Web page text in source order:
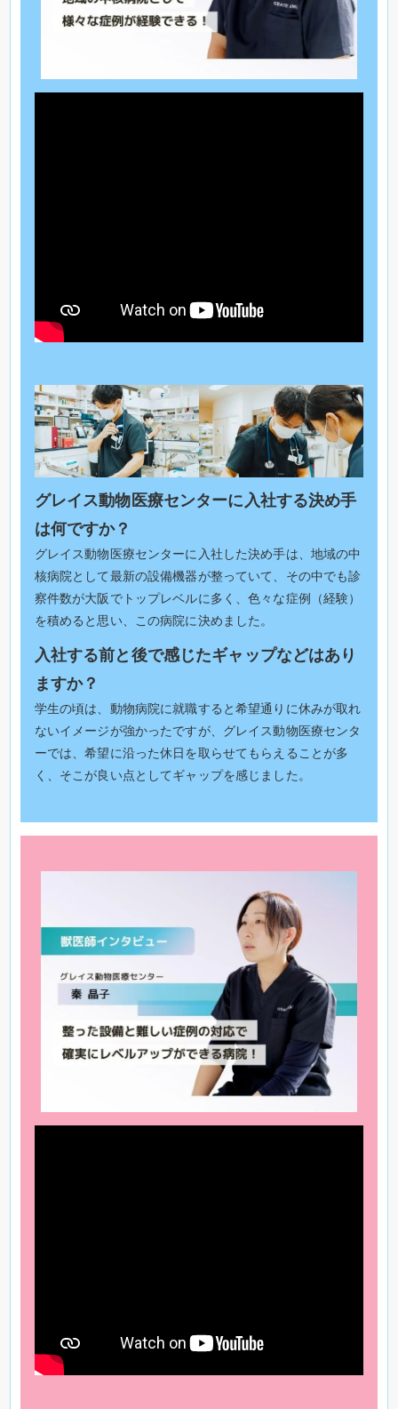
グレイス動物医療センターに入社する決め手
は何ですか？
グレイス動物医療センターに入社した決め手は、地域の中
核病院として最新の設備機器が整っていて、その中でも診
察件数が大阪でトップレベルに多く、色々な症例（経験）
を積めると思い、この病院に決めました。
入社する前と後で感じたギャップなどはあり
ますか？
学生の頃は、動物病院に就職すると希望通りに休みが取れ
ないイメージが強かったですが、グレイス動物医療センタ
ーでは、希望に沿った休日を取らせてもらえることが多
く、そこが良い点としてギャップを感じました。